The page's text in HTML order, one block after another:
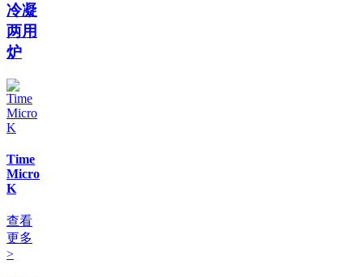
冷凝
两用
炉
Time
Micro
K
查看
更多
>